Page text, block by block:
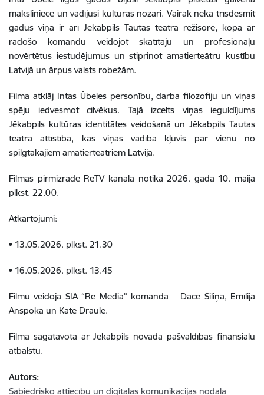
māksliniece un vadījusi kultūras nozari. Vairāk nekā trīsdesmit
gadus viņa ir arī Jēkabpils Tautas teātra režisore, kopā ar
radošo komandu veidojot skatītāju un profesionāļu
novērtētus iestudējumus un stiprinot amatierteātru kustību
Latvijā un ārpus valsts robežām.
Filma atklāj Intas Ūbeles personību, darba filozofiju un viņas
spēju iedvesmot cilvēkus. Tajā izcelts viņas ieguldījums
Jēkabpils kultūras identitātes veidošanā un Jēkabpils Tautas
teātra attīstībā, kas viņas vadībā kļuvis par vienu no
spilgtākajiem amatierteātriem Latvijā.
Filmas pirmizrāde ReTV kanālā notika 2026. gada 10. maijā
plkst. 22.00.
Atkārtojumi:
• 13.05.2026. plkst. 21.30
• 16.05.2026. plkst. 13.45
Filmu veidoja SIA “Re Media” komanda – Dace Siliņa, Emīlija
Anspoka un Kate Draule.
Filma sagatavota ar Jēkabpils novada pašvaldības finansiālu
atbalstu.
Autors:
Sabiedrisko attiecību un digitālās komunikācijas nodaļa